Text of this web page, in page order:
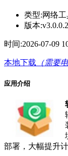
类型:网络
版本:
时间:2026-07-09
本地下载 （需要
应用介绍
部署，大幅提升